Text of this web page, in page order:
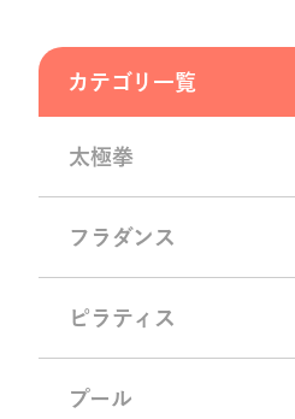
カテゴリ一覧
太極拳
フラダンス
ピラティス
プール